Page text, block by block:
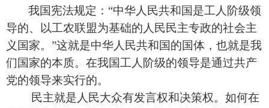
我国宪法规定：“中华人民共和国是工人阶级领
导的、以工农联盟为基础的人民民主专政的社会主
义国家。”这就是中华人民共和国的国体，也就是我
们国家的本质。在我国工人阶级的领导是通过共产
党的领导来实行的。
民主就是人民大众有发言权和决策权。如何在